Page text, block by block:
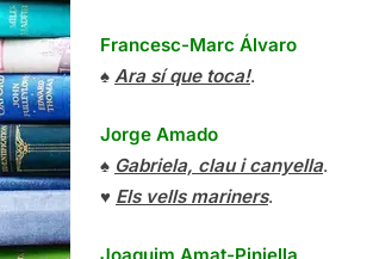
Francesc-Marc Álvaro
♠ Ara sí que toca!.
Jorge Amado
♠ Gabriela, clau i canyella.
♥ Els vells mariners.